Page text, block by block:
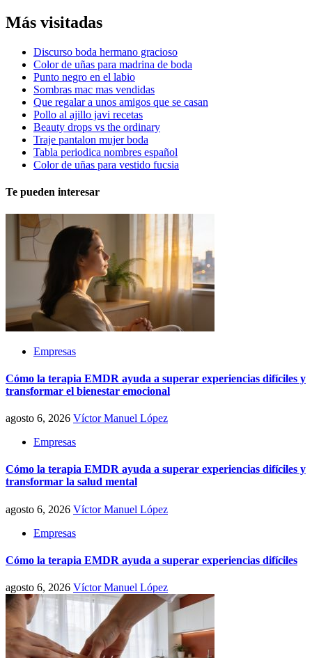
Más visitadas
Discurso boda hermano gracioso
Color de uñas para madrina de boda
Punto negro en el labio
Sombras mac mas vendidas
Que regalar a unos amigos que se casan
Pollo al ajillo javi recetas
Beauty drops vs the ordinary
Traje pantalon mujer boda
Tabla periodica nombres español
Color de uñas para vestido fucsia
Te pueden interesar
Empresas
Cómo la terapia EMDR ayuda a superar experiencias difíciles y
transformar el bienestar emocional
agosto 6, 2026 Víctor Manuel López
Empresas
Cómo la terapia EMDR ayuda a superar experiencias difíciles y
transformar la salud mental
agosto 6, 2026 Víctor Manuel López
Empresas
Cómo la terapia EMDR ayuda a superar experiencias difíciles
agosto 6, 2026 Víctor Manuel López